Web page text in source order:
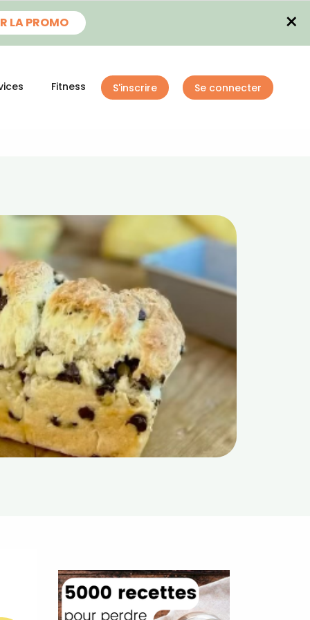
LA PROMO ×
Fitness S'inscrire Se connecter